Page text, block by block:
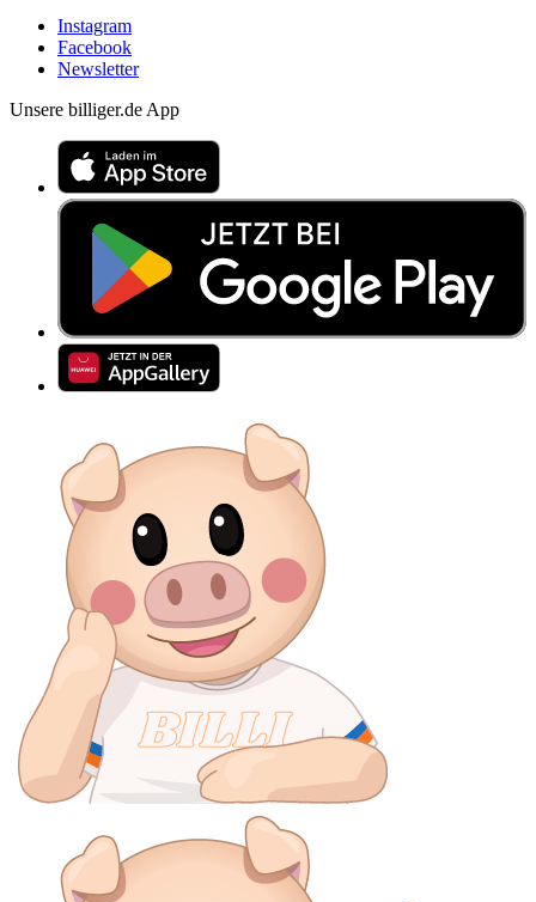
Instagram
Facebook
Newsletter
Unsere billiger.de App